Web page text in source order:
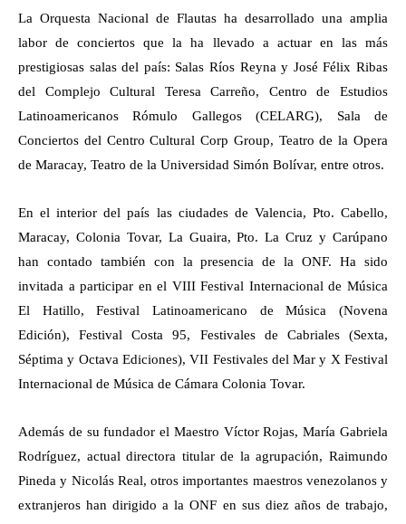
La Orquesta Nacional de Flautas ha desarrollado una amplia
labor de conciertos que la ha llevado a actuar en las más
prestigiosas salas del país: Salas Ríos Reyna y José Félix Ribas
del Complejo Cultural Teresa Carreño, Centro de Estudios
Latinoamericanos Rómulo Gallegos (CELARG), Sala de
Conciertos del Centro Cultural Corp Group, Teatro de la Opera
de Maracay, Teatro de la Universidad Simón Bolívar, entre otros.
En el interior del país las ciudades de Valencia, Pto. Cabello,
Maracay, Colonia Tovar, La Guaira, Pto. La Cruz y Carúpano
han contado también con la presencia de la ONF. Ha sido
invitada a participar en el VIII Festival Internacional de Música
El Hatillo, Festival Latinoamericano de Música (Novena
Edición), Festival Costa 95, Festivales de Cabriales (Sexta,
Séptima y Octava Ediciones), VII Festivales del Mar y X Festival
Internacional de Música de Cámara Colonia Tovar.
Además de su fundador el Maestro Víctor Rojas, María Gabriela
Rodríguez, actual directora titular de la agrupación, Raimundo
Pineda y Nicolás Real, otros importantes maestros venezolanos y
extranjeros han dirigido a la ONF en sus diez años de trabajo,